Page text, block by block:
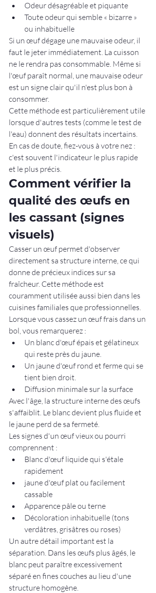
Odeur désagréable et piquante
Toute odeur qui semble « bizarre »
ou inhabituelle
Si un œuf dégage une mauvaise odeur, il
faut le jeter immédiatement. La cuisson
ne le rendra pas consommable. Même si
l'œuf paraît normal, une mauvaise odeur
est un signe clair qu'il n'est plus bon à
consommer.
Cette méthode est particulièrement utile
lorsque d'autres tests (comme le test de
l'eau) donnent des résultats incertains.
En cas de doute, fiez-vous à votre nez :
c'est souvent l'indicateur le plus rapide
et le plus précis.
Comment vérifier la
qualité des œufs en
les cassant (signes
visuels)
Casser un œuf permet d'observer
directement sa structure interne, ce qui
donne de précieux indices sur sa
fraîcheur. Cette méthode est
couramment utilisée aussi bien dans les
cuisines familiales que professionnelles.
Lorsque vous cassez un œuf frais dans un
bol, vous remarquerez :
Un blanc d'œuf épais et gélatineux
qui reste près du jaune.
Un jaune d'œuf rond et ferme qui se
tient bien droit.
Diffusion minimale sur la surface
Avec l'âge, la structure interne des œufs
s'affaiblit. Le blanc devient plus fluide et
le jaune perd de sa fermeté.
Les signes d'un œuf vieux ou pourri
comprennent :
Blanc d'œuf liquide qui s'étale
rapidement
jaune d'œuf plat ou facilement
cassable
Apparence pâle ou terne
Décoloration inhabituelle (tons
verdâtres, grisâtres ou roses)
Un autre détail important est la
séparation. Dans les œufs plus âgés, le
blanc peut paraître excessivement
séparé en fines couches au lieu d'une
structure homogène.